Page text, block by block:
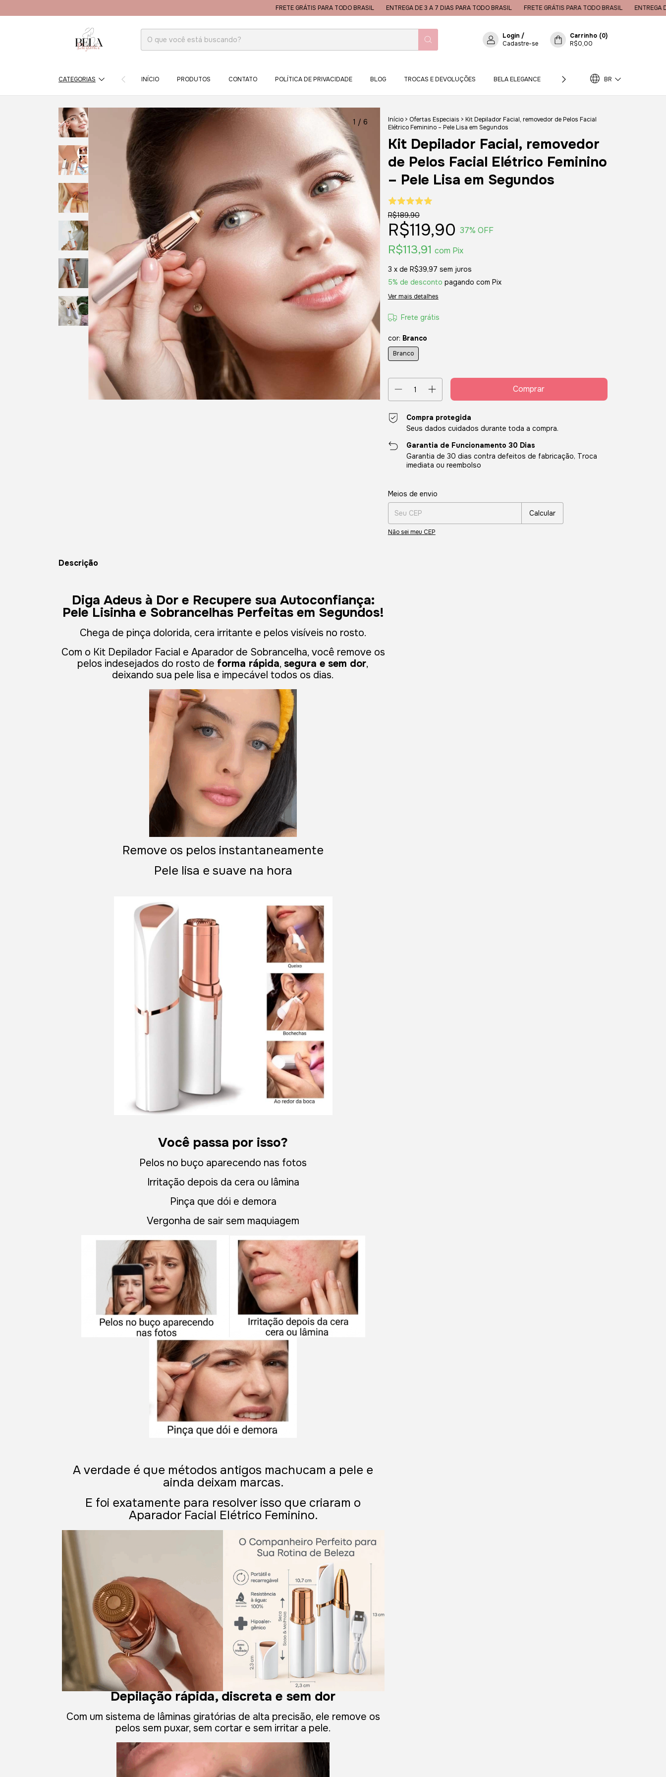
FRETE GRÁTIS PARA TODO BRASIL ENTREGA DE 3 A 7 DIAS PARA TODO BRASIL FRETE GRÁTIS PARA TODO BRASIL ENTREGA DE 3 A 7 DIAS
Login /
Cadastre-se
Carrinho (0)
R$0,00
CATEGORIAS INÍCIO PRODUTOS CONTATO POLÍTICA DE PRIVACIDADE BLOG TROCAS E DEVOLUÇÕES BELA ELEGANCE PERGUNTAS FREQUENTES
BR
1 / 6 Início > Ofertas Especiais > Kit Depilador Facial, removedor de Pelos Facial
Elétrico Feminino – Pele Lisa em Segundos
Kit Depilador Facial, removedor
de Pelos Facial Elétrico Feminino
– Pele Lisa em Segundos
R$189,90
R$119,90 37% OFF
R$113,91 com Pix
3 x de R$39,97 sem juros
5% de desconto pagando com Pix
Ver mais detalhes
Frete grátis
cor: Branco
Branco
Compra protegida
Seus dados cuidados durante toda a compra.
Garantia de Funcionamento 30 Dias
Garantia de 30 dias contra defeitos de fabricação, Troca
imediata ou reembolso
Entregas para o CEP:
Meios de envio
Calcular
Não sei meu CEP
Descrição
Diga Adeus à Dor e Recupere sua Autoconfiança:
Pele Lisinha e Sobrancelhas Perfeitas em Segundos!
Chega de pinça dolorida, cera irritante e pelos visíveis no rosto.
Com o Kit Depilador Facial e Aparador de Sobrancelha, você remove os
pelos indesejados do rosto de forma rápida,segura e sem dor,
deixando sua pele lisa e impecável todos os dias.
Remove os pelos instantaneamente
Pele lisa e suave na hora
Você passa por isso?
Pelos no buço aparecendo nas fotos
Irritação depois da cera ou lâmina
Pinça que dói e demora
Vergonha de sair sem maquiagem
A verdade é que métodos antigos machucam a pele e
ainda deixam marcas.
E foi exatamente para resolver isso que criaram o
Aparador Facial Elétrico Feminino.
Depilação rápida, discreta e sem dor
Com um sistema de lâminas giratórias de alta precisão, ele remove os
pelos sem puxar, sem cortar e sem irritar a pele.